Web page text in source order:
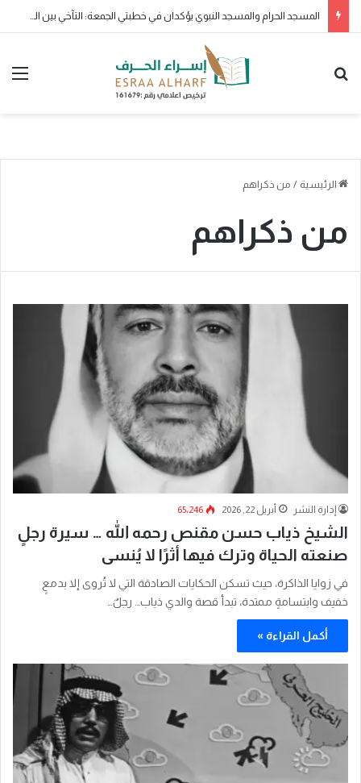
المسجد الحرام والمسجد النبوي يؤكدان في خطبتي الجمعة: التآخي بين المسلمين سبيل القوة.. والتمسك بالكتاب والسنة طريق السعادة
الرئيسية / من ذكراهم
من ذكراهم
إدارة النشر أبريل 22, 2026 65٬246
الشيخ ذياب حسن مقنص رحمه الله … سيرة رجلٍ
صنعته الحياة وترك فيها أثرًا لا يُنسى
في زوايا الذاكرة، حيث تسكن الحكايات الصادقة التي لا تُروى إلا بدمعٍ
خفيف وابتسامةٍ ممتدة، تبدأ قصة والدي ذياب… رجلٌ…
أكمل القراءة »